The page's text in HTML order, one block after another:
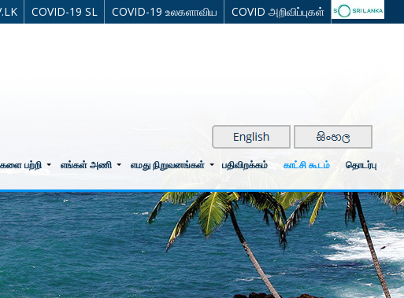
COVID-19 SL COVID-19 உலகளாவிய COVID அறிவிப்புகள்
பற்றி எங்கள் அணி எமது நிறுவனங்கள் பதிவிறக்கம் காட்சி கூடம் தொடர்பு